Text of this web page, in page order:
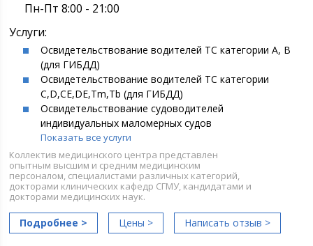
Пн-Пт 8:00 - 21:00
Услуги:
Освидетельствование водителей ТС категории А, В
(для ГИБДД)
Освидетельствование водителей ТС категории
С,D,CE,DE,Tm,Tb (для ГИБДД)
Освидетельствование судоводителей
индивидуальных маломерных судов
Показать все услуги
Коллектив медицинского центра представлен
опытным высшим и средним медицинским
персоналом, специалистами различных категорий,
докторами клинических кафедр СГМУ, кандидатами и
докторами медицинских наук.
Подробнее > Цены > Написать отзыв >